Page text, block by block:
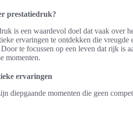
prestatiedruk?
is een waardevol doel dat vaak over
ervaringen te ontdekken die
te focussen op een leven dat rijk is
momenten.
ervaringen
diepgaande momenten die geen